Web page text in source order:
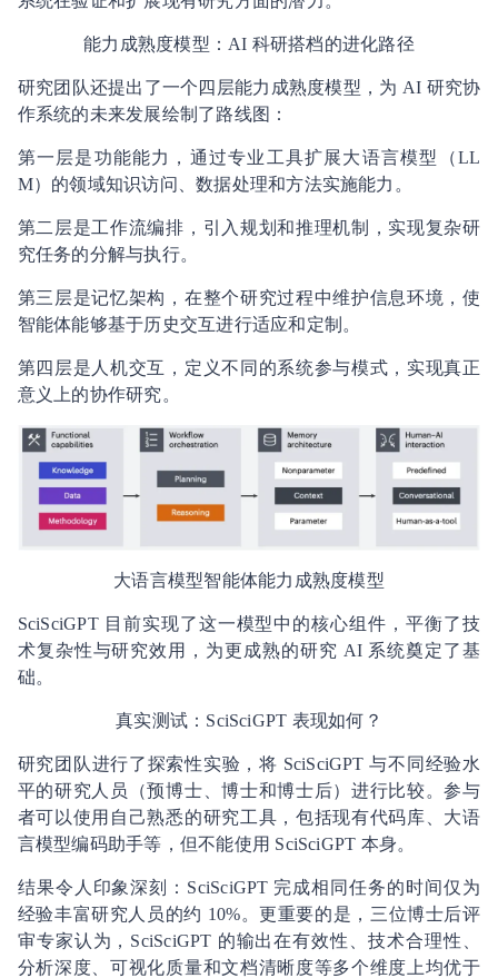
能力成熟度模型：AI 科研搭档的进化路径
研究团队还提出了一个四层能力成熟度模型，为 AI 研究协
作系统的未来发展绘制了路线图：
第一层是功能能力，通过专业工具扩展大语言模型（LL
M）的领域知识访问、数据处理和方法实施能力。
第二层是工作流编排，引入规划和推理机制，实现复杂研
究任务的分解与执行。
第三层是记忆架构，在整个研究过程中维护信息环境，使
智能体能够基于历史交互进行适应和定制。
第四层是人机交互，定义不同的系统参与模式，实现真正
意义上的协作研究。
大语言模型智能体能力成熟度模型
SciSciGPT 目前实现了这一模型中的核心组件，平衡了技
术复杂性与研究效用，为更成熟的研究 AI 系统奠定了基
础。
真实测试：SciSciGPT 表现如何？
研究团队进行了探索性实验，将 SciSciGPT 与不同经验水
平的研究人员（预博士、博士和博士后）进行比较。参与
者可以使用自己熟悉的研究工具，包括现有代码库、大语
言模型编码助手等，但不能使用 SciSciGPT 本身。
结果令人印象深刻：SciSciGPT 完成相同任务的时间仅为
经验丰富研究人员的约 10%。更重要的是，三位博士后评
审专家认为，SciSciGPT 的输出在有效性、技术合理性、
分析深度、可视化质量和文档清晰度等多个维度上均优于